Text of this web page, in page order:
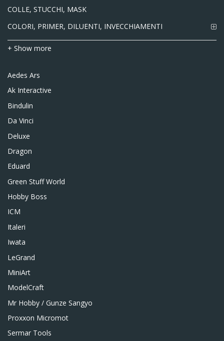
COLLE, STUCCHI, MASK
COLORI, PRIMER, DILUENTI, INVECCHIAMENTI
+ Show more
Aedes Ars
Ak Interactive
Bindulin
Da Vinci
Deluxe
Dragon
Eduard
Green Stuff World
Hobby Boss
ICM
Italeri
Iwata
LeGrand
MiniArt
ModelCraft
Mr Hobby / Gunze Sangyo
Proxxon Micromot
Sermar Tools